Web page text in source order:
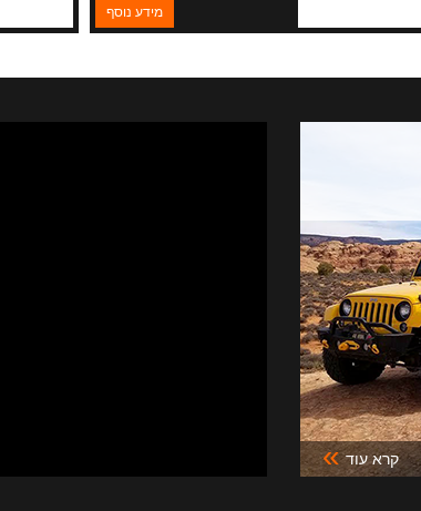
מידע נוסף
קרא עוד »